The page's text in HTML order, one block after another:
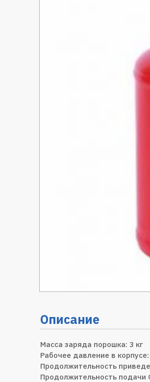
Описание
Масса заряда порошка: 3 кг
Рабочее давление в
Продолжительность
Продолжительность подачи